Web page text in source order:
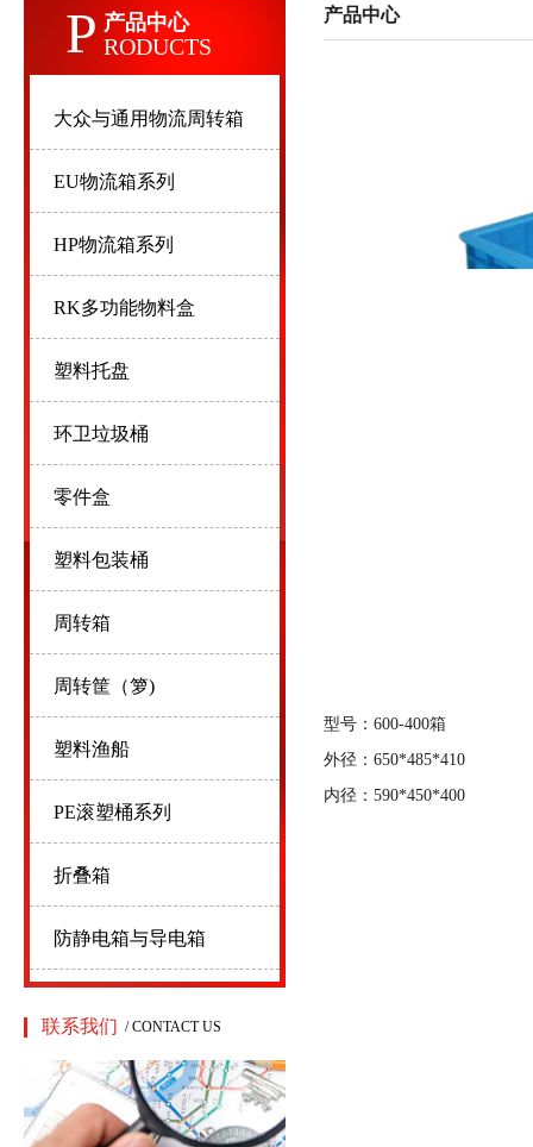
P 产品中心
RODUCTS
大众与通用物流周转箱
EU物流箱系列
HP物流箱系列
RK多功能物料盒
塑料托盘
环卫垃圾桶
零件盒
塑料包装桶
周转箱
周转筐（箩)
塑料渔船
PE滚塑桶系列
折叠箱
防静电箱与导电箱
联系我们 / CONTACT US
产品中心
型号：600-400箱
外径：650*485*410
内径：590*450*400